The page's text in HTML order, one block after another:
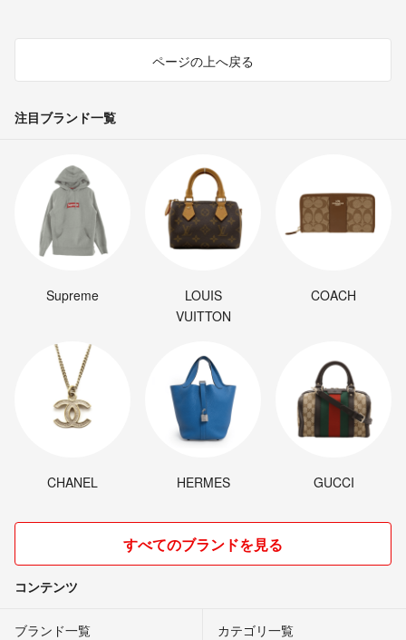
ページの上へ戻る
注目ブランド一覧
Supreme
LOUIS
VUITTON
COACH
CHANEL HERMES GUCCI
すべてのブランドを見る
コンテンツ
ブランド一覧 カテゴリ一覧